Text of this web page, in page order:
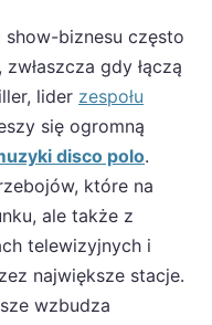
biznesu często
gdy łączą
lider zespołu
się ogromną
disco polo.
które na
ale także z
telewizyjnych i
największe stacje.
wzbudza